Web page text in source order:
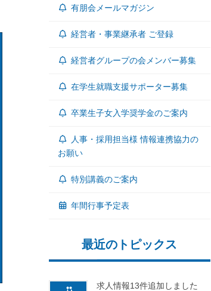
有朋会メールマガジン
経営者・事業継承者 ご登録
経営者グループの会メンバー募集
在学生就職支援サポーター募集
卒業生子女入学奨学金のご案内
人事・採用担当様 情報連携協力の
お願い
特別講義のご案内
年間行事予定表
最近のトピックス
求人情報13件追加しました